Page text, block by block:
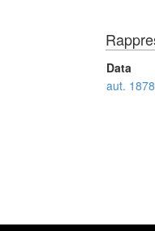
Data
aut. 1878